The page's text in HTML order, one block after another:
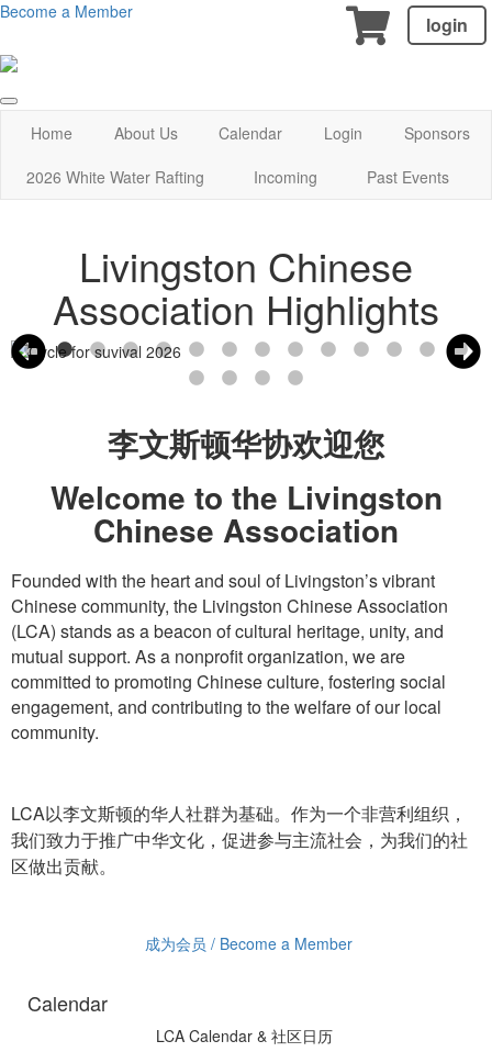
login
Become a Member
Home About Us Calendar Login
Sponsors
2026 White Water Rafting
Incoming Past Events
Livingston Chinese
Association Highlights
李文斯顿华协欢迎您
Welcome to the Livingston
Chinese Association
Founded with the heart and soul of Livingston’s vibrant
Chinese community, the Livingston Chinese Association
(LCA) stands as a beacon of cultural heritage, unity, and
mutual support. As a nonprofit organization, we are
committed to promoting Chinese culture, fostering social
engagement, and contributing to the welfare of our local
community.
LCA以李文斯顿的华人社群为基础。作为一个非营利组织，
我们致力于推广中华文化，促进参与主流社会，为我们的社
区做出贡献。
成为会员 / Become a Member
Calendar
LCA Calendar & 社区日历